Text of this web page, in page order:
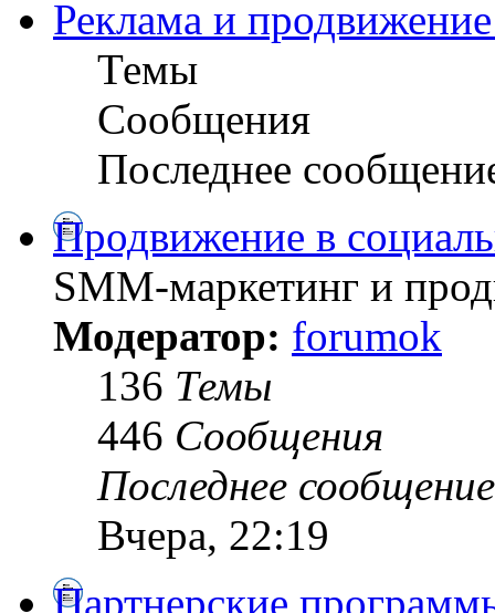
Реклама и
Темы
Сообщения
Последнее
Продвижение в
SMM-маркетинг и
Модератор: forumok
136 Темы
446 Сообщения
Последнее сообщение
Вчера, 22:19
Партнерские